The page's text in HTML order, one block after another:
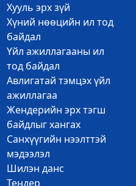
Хууль эрх зүй
Хүний нөөцийн ил тод
байдал
Үйл ажиллагааны ил
тод байдал
Авлигатай тэмцэх үйл
ажиллагаа
Жендерийн эрх тэгш
байдлыг хангах
Санхүүгийн нээлттэй
мэдээлэл
Шилэн данс
Тендер